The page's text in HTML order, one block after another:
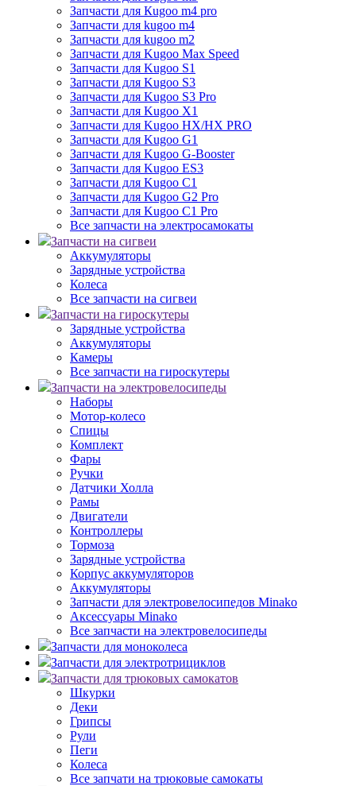
Запчасти для Кugoo m4 pro
Запчасти для kugoo m4
Запчасти для kugoo m2
Запчасти для Kugoo Max Speed
Запчасти для Kugoo S1
Запчасти для Kugoo S3
Запчасти для Kugoo S3 Pro
Запчасти для Kugoo X1
Запчасти для Kugoo HX/HX PRO
Запчасти для Kugoo G1
Запчасти для Kugoo G-Booster
Запчасти для Kugoo ES3
Запчасти для Kugoo C1
Запчасти для Kugoo G2 Pro
Запчасти для Kugoo C1 Pro
Все запчасти на электросамокаты
Запчасти на сигвеи
Аккумуляторы
Зарядные устройства
Колеса
Все запчасти на сигвеи
Запчасти на гироскутеры
Зарядные устройства
Аккумуляторы
Камеры
Все запчасти на гироскутеры
Запчасти на электровелосипеды
Наборы
Мотор-колесо
Спицы
Комплект
Фары
Ручки
Датчики Холла
Рамы
Двигатели
Контроллеры
Тормоза
Зарядные устройства
Корпус аккумуляторов
Аккумуляторы
Запчасти для электровелосипедов Minako
Аксессуары Minako
Все запчасти на электровелосипеды
Запчасти для моноколеса
Запчасти для электротрициклов
Запчасти для трюковых самокатов
Шкурки
Деки
Грипсы
Рули
Пеги
Колеса
Все запчати на трюковые самокаты